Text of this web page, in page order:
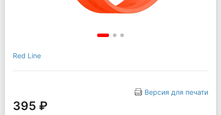
Red Line
Версия для печати
395 ₽